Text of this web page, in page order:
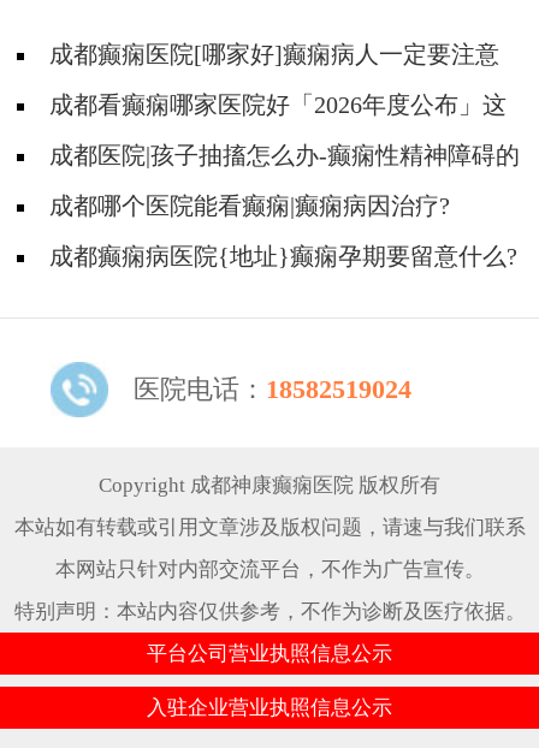
成都癫痫医院[哪家好]癫痫病人一定要注意
哪些护理问题?
成都看癫痫哪家医院好「2026年度公布」这
些常见的食物能帮助癫痫治疗!
成都医院|孩子抽搐怎么办-癫痫性精神障碍的
护理措施有哪些?
成都哪个医院能看癫痫|癫痫病因治疗?
成都癫痫病医院{地址}癫痫孕期要留意什么?
医院电话： 18582519024
Copyright 成都神康癫痫医院 版权所有
本站如有转载或引用文章涉及版权问题，请速与我们联系
本网站只针对内部交流平台，不作为广告宣传。
特别声明：本站内容仅供参考，不作为诊断及医疗依据。
平台公司营业执照信息公示
入驻企业营业执照信息公示